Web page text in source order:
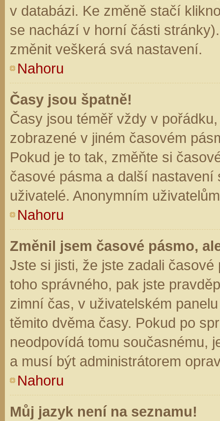
v databázi. Ke změně stačí
se nachází v horní části
změnit veškerá svá nastavení.
Nahoru
Časy jsou špatně!
Časy jsou téměř vždy v
zobrazené v jiném časovém
Pokud je to tak, změňte si
časové pásma a další
uživatelé. Anonymním
Nahoru
Změnil jsem časové pásmo,
Jste si jisti, že jste zadali
toho správného, pak jste
zimní čas, v uživatelském
těmito dvěma časy. Pokud po
neodpovídá tomu současnému,
a musí být administrátorem
Nahoru
Můj jazyk není na seznamu!